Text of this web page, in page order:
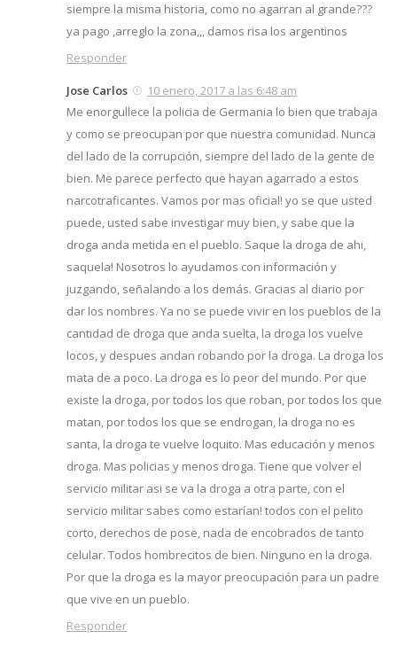
siempre la misma historia, como no agarran al grande???
ya pago ,arreglo la zona,,, damos risa los argentinos
Responder
Jose Carlos
10 enero, 2017 a las 6:48 am
Me enorgullece la policia de Germania lo bien que trabaja
y como se preocupan por que nuestra comunidad. Nunca
del lado de la corrupción, siempre del lado de la gente de
bien. Me parece perfecto que hayan agarrado a estos
narcotraficantes. Vamos por mas oficial! yo se que usted
puede, usted sabe investigar muy bien, y sabe que la
droga anda metida en el pueblo. Saque la droga de ahi,
saquela! Nosotros lo ayudamos con información y
juzgando, señalando a los demás. Gracias al diario por
dar los nombres. Ya no se puede vivir en los pueblos de la
cantidad de droga que anda suelta, la droga los vuelve
locos, y despues andan robando por la droga. La droga los
mata de a poco. La droga es lo peor del mundo. Por que
existe la droga, por todos los que roban, por todos los que
matan, por todos los que se endrogan, la droga no es
santa, la droga te vuelve loquito. Mas educación y menos
droga. Mas policias y menos droga. Tiene que volver el
servicio militar asi se va la droga a otra parte, con el
servicio militar sabes como estarían! todos con el pelito
corto, derechos de pose, nada de encobrados de tanto
celular. Todos hombrecitos de bien. Ninguno en la droga.
Por que la droga es la mayor preocupación para un padre
que vive en un pueblo.
Responder